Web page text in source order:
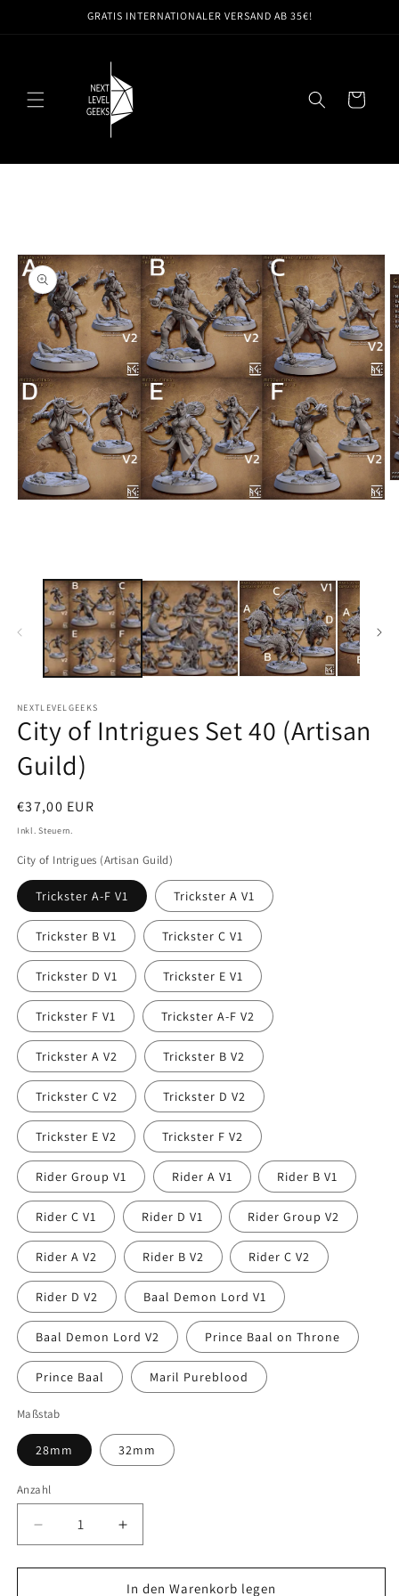
GRATIS INTERNATIONALER VERSAND AB 35€!
Warenkorb
NEXTLEVELGEEKS
City of Intrigues Set 40 (Artisan
Guild)
Normaler
Preis
€37,00 EUR
Inkl. Steuern.
City of Intrigues (Artisan Guild)
Trickster A-F V1 Trickster A V1
Trickster B V1 Trickster C V1
Trickster D V1 Trickster E V1
Trickster F V1 Trickster A-F V2
Trickster A V2 Trickster B V2
Trickster C V2 Trickster D V2
Trickster E V2 Trickster F V2
Rider Group V1 Rider A V1 Rider B V1
Rider C V1 Rider D V1 Rider Group V2
Rider A V2 Rider B V2 Rider C V2
Rider D V2 Baal Demon Lord V1
Baal Demon Lord V2 Prince Baal on Throne
Prince Baal Maril Pureblood
Maßstab
28mm 32mm
Anzahl
Anzahl
Verringere
die
Menge
Erhöhe
die
Menge
für
In den Warenkorb legen